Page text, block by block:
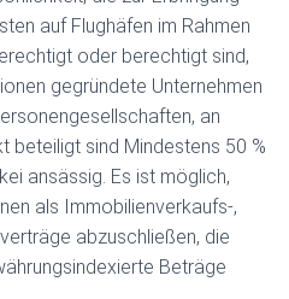
auf Flughäfen im Rahmen
oder berechtigt sind,
gegründete Unternehmen
an
beteiligt sind Mindestens 50 %
ansässig. Es ist möglich,
als Immobilienverkaufs-,
abzuschließen, die
Beträge